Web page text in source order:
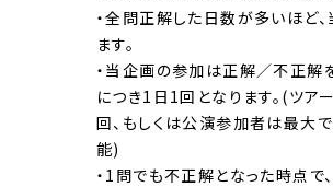
・全問正解した日数が多いほど
ます。
・当企画の参加は正解／不正解
につき1日1回となります。(ツア
回、もしくは公演参加者は最大
能)
・1問でも不正解となった時点で